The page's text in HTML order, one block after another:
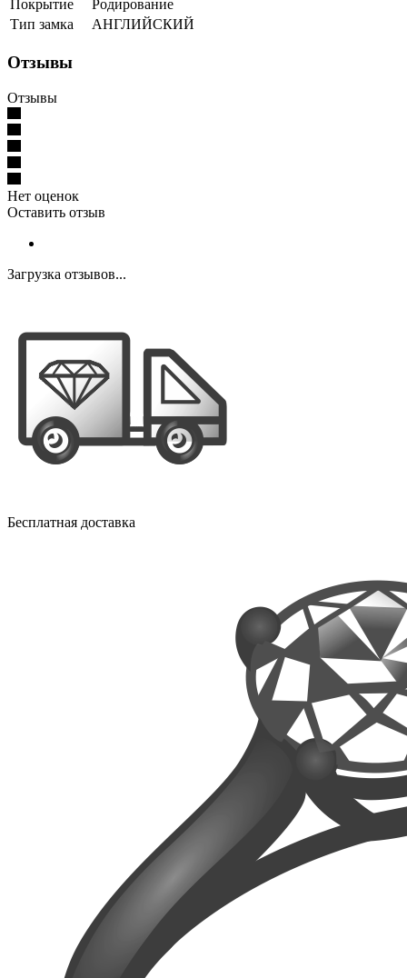
Покрытие
Родирование
Тип замка
АНГЛИЙСКИЙ
Отзывы
Отзывы
Нет оценок
Оставить отзыв
Загрузка отзывов...
Бесплатная доставка